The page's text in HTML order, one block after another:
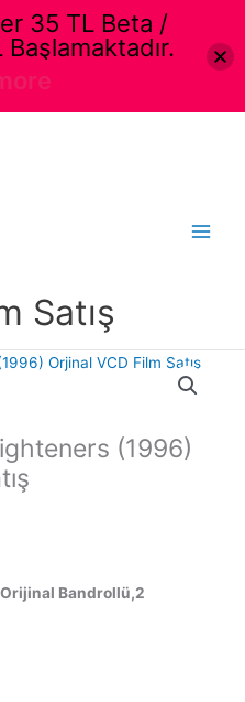
Satış
(1996)
Bandrollü,2
35 TL Beta /